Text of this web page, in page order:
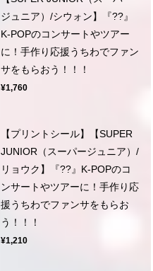
ジュニア）/シウォン】『??』
K-POPのコンサートやツアー
に！手作り応援うちわでファン
サをもらおう！！！
¥1,760
【プリントシール】【SUPER
JUNIOR（スーパージュニア）/
リョウク】『??』K-POPのコ
ンサートやツアーに！手作り応
援うちわでファンサをもらお
う！！！
¥1,210